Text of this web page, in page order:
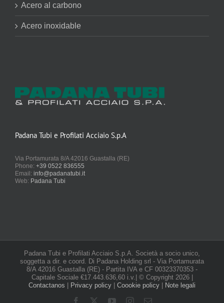
Acero al carbono
Acero inoxidable
Padana Tubi e Profilati Acciaio S.p.A
Via Portamurata 8/A 42016 Guastalla (RE)
Phone: +39 0522 836555
Email: info@padanatubi.it
Web: Padana Tubi
Padana Tubi e Profilati Acciaio S.p.A. Società a socio unico,
soggetta a dir. e coord. Di Padana Holding srl - Via Portamurata
8/A 42016 Guastalla (RE) - Partita IVA e CF 00323370353 -
Capitale Sociale €17.443.636,60 i.v.| © Copyright 2026 |
Contactanos
Privacy policy Coookie policy Note legali
Facebook YouTubeInstagram
Email